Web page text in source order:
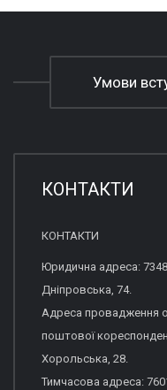
Умови
КОНТАКТИ
КОНТАКТИ
Юридична адреса:
Дніпровська, 74.
Адреса провадження
поштової
Хорольська, 28.
Тимчасова адреса: